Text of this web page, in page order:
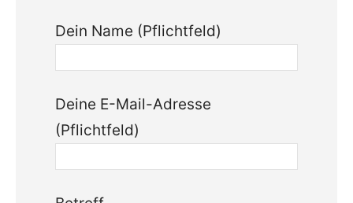
Dein Name (Pflichtfeld)
Deine E-Mail-Adresse
(Pflichtfeld)